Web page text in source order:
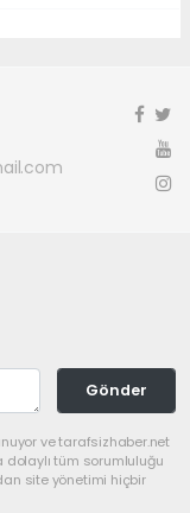
Gönder
ve tarafsizhaber.net
dolaylı tüm sorumluluğu
site yönetimi hiçbir